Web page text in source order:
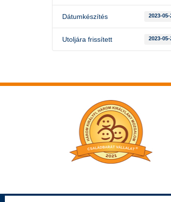
Dátumkészítés 2023-05-
Utoljára frissített 2023-05-